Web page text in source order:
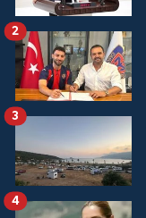
2
3
4